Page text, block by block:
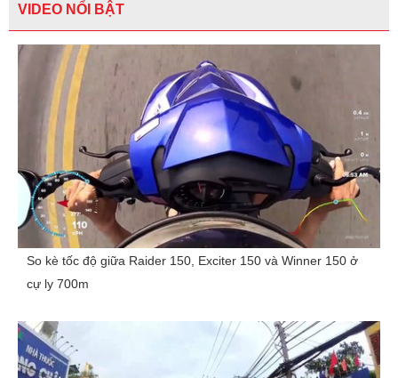
VIDEO NỔI BẬT
So kè tốc độ giữa Raider 150, Exciter 150 và Winner 150 ở
cự ly 700m